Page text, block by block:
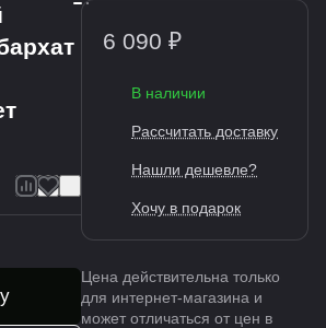
6 090 ₽
В наличии
Рассчитать доставку
Нашли дешевле?
Хочу в подарок
Цена действительна только
для интернет-магазина и
может отличаться от цен в